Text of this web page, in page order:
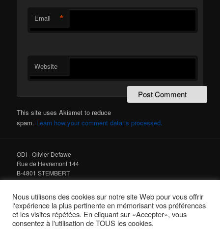
Email *
Website
This site uses Akismet to reduce
spam. Learn how your comment data is processed.
ODI - Olivier Defawe
Rue de Hevremont 144
B-4801 STEMBERT
Tel : +32 475 978 678
email :info@odi.be
Web : www.odi.be
Nous utilisons des cookies sur notre site Web pour vous offrir
l'expérience la plus pertinente en mémorisant vos préférences
et les visites répétées. En cliquant sur «Accepter», vous
consentez à l'utilisation de TOUS les cookies.